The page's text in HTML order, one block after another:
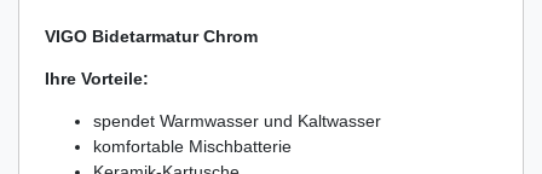
VIGO Bidetarmatur Chrom
Ihre Vorteile:
spendet Warmwasser und Kaltwasser
komfortable Mischbatterie